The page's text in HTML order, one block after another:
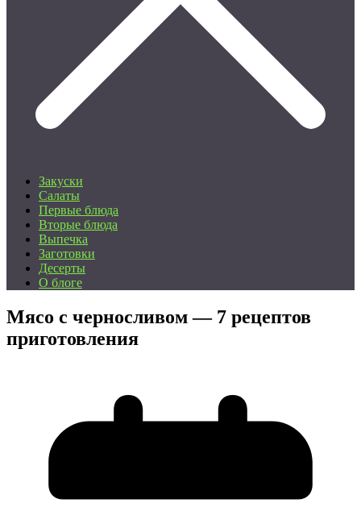
Закуски
Салаты
Первые блюда
Вторые блюда
Выпечка
Заготовки
Десерты
О блоге
Мясо с черносливом — 7 рецептов
приготовления